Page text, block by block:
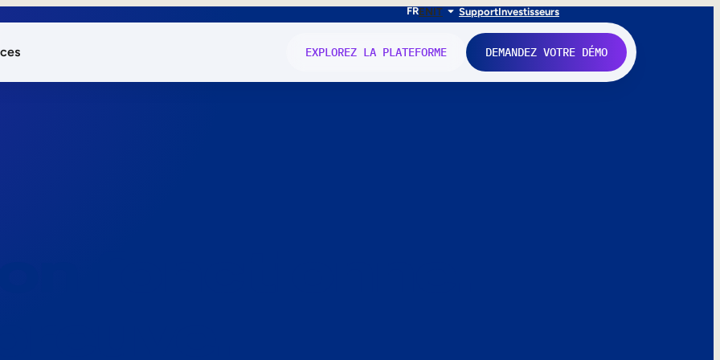
FRENIT SupportInvestisseurs
EXPLOREZ LA PLATEFORME DEMANDEZ VOTRE DÉMO